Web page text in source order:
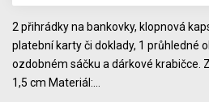
2 přihrádky na bankovky, klopnová
platební karty či doklady, 1 průhledné
ozdobném sáčku a dárkové krabičce.
1,5 cm Materiál:…